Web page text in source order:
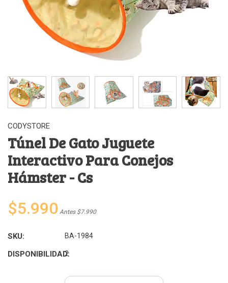
CODYSTORE
Túnel De Gato Juguete
Interactivo Para Conejos
Hámster - Cs
$5.990 Antes $7.990
SKU: BA-1984
DISPONIBILIDAD:
2